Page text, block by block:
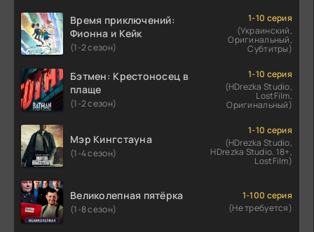
Время приключений:
Фионна и Кейк
(1-2 сезон)
1-10 серия
(Украинский,
Оригинальный,
Субтитры)
Бэтмен: Крестоносец в
плаще
(1-2 сезон)
1-10 серия
(HDrezka Studio,
LostFilm,
Оригинальный)
Мэр Кингстауна
(1-4 сезон)
1-10 серия
(HDrezka Studio,
HDrezka Studio. 18+,
LostFilm)
Великолепная пятёрка
(1-8 сезон)
1-100 серия
(Не требуется)